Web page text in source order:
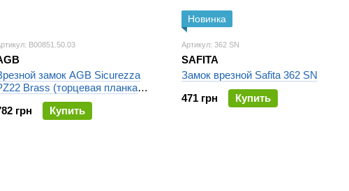
B00851.50.03
замок AGB Sicurezza
Brass (торцевая планка
грн
Купить
Новинка
Артикул: 362 SN
SAFITA
Замок врезной Safita 362 SN
471 грн
Купить